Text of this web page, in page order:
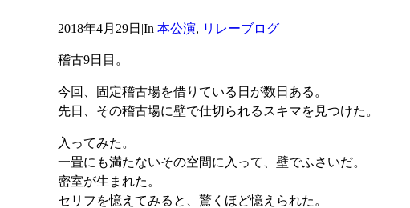
2018年4月29日 |In 本公演, リレーブログ
稽古9日目。
今回、固定稽古場を借りている日が数日ある。
先日、その稽古場に壁で仕切られるスキマを見つけた。
入ってみた。
一畳にも満たないその空間に入って、壁でふさいだ。
密室が生まれた。
セリフを憶えてみると、驚くほど憶えられた。